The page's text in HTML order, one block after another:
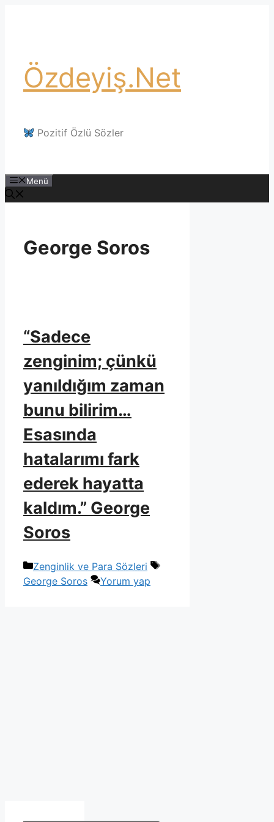
Özdeyiş.Net
Pozitif Özlü Sözler
Menü
George Soros
“Sadece
zenginim; çünkü
yanıldığım zaman
bunu bilirim…
Esasında
hatalarımı fark
ederek hayatta
kaldım.” George
Soros
Kategoriler
Zenginlik ve Para Sözleri
Etiketler
George Soros
Yorum yap